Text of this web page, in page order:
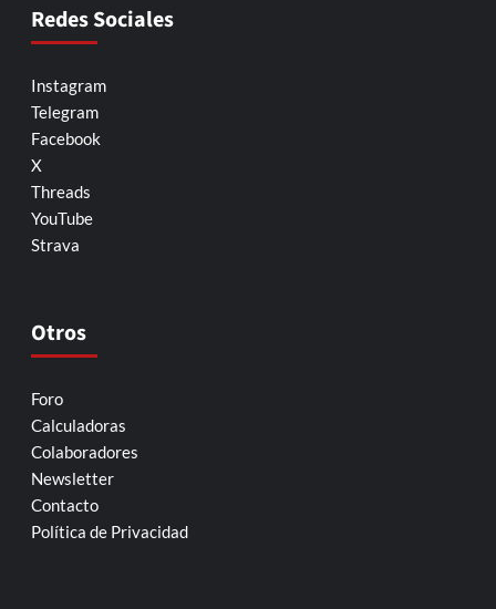
Redes Sociales
Instagram
Telegram
Facebook
X
Threads
YouTube
Strava
Otros
Foro
Calculadoras
Colaboradores
Newsletter
Contacto
Política de Privacidad